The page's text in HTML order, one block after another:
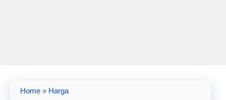
Home » Harga